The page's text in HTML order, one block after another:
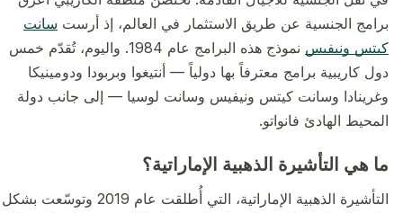
برامج الجنسية عن طريق الاستثمار في العالم، إذ أرستسانت
كيتس ونيفيس
نموذج هذه البرامج عام 1984. واليوم، تُقدّم خمس
دول كاريبية برامج معترفاً بها دولياً — أنتيغوا وبربودا ودومينيكا
وغرينادا وسانت كيتس ونيفيس وسانت لوسيا — إلى جانب دولة
المحيط الهادئ فانواتو.
ما هي التأشيرة الذهبية الإماراتية؟
التأشيرة الذهبية الإماراتية، التي أُطلقت عام 2019 وتوسّعت بشكل